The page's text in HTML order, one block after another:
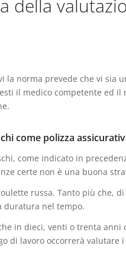
della
la norma prevede che vi sia
il medico competente ed il
come polizza
come indicato in
certe non è una buona
russa. Tanto più che,
duratura nel tempo.
in dieci, venti o trenta
di lavoro occorrerà